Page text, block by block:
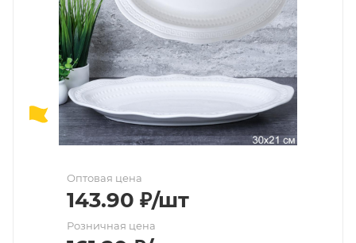
Оптовая цена
143.90 ₽/шт
Розничная цена